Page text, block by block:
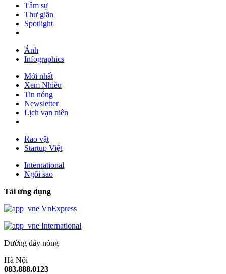
Tâm sự
Thư giãn
Spotlight
Ảnh
Infographics
Mới nhất
Xem Nhiều
Tin nóng
Newsletter
Lịch vạn niên
Rao vặt
Startup Việt
International
Ngôi sao
Tải ứng dụng
VnExpress
International
Đường dây nóng
Hà Nội
083.888.0123